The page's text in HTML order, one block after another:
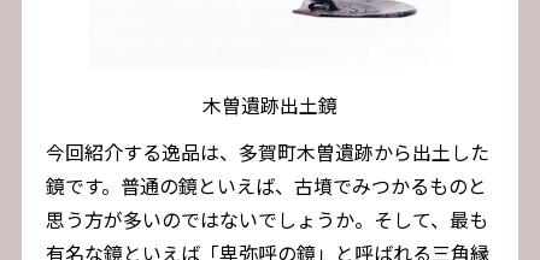
木曽遺跡出土鏡
今回紹介する逸品は、多賀町木曽遺跡から出土した
鏡です。普通の鏡といえば、古墳でみつかるものと
思う方が多いのではないでしょうか。そして、最も
有名な鏡といえば「卑弥呼の鏡」と呼ばれる三角縁